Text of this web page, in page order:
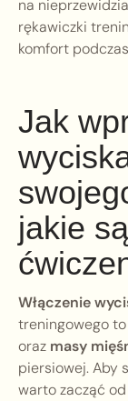
na
rękawiczki
komfort
Jak
jakie
Włączenie
treningowego
oraz masy
piersiowej. Aby
warto zacząć